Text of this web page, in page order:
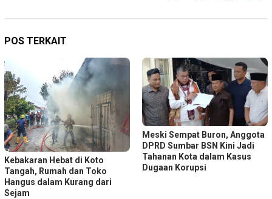
POS TERKAIT
Kebakaran Hebat di Koto
Tangah, Rumah dan Toko
Hangus dalam Kurang dari
Sejam
Meski Sempat Buron, Anggota
DPRD Sumbar BSN Kini Jadi
Tahanan Kota dalam Kasus
Dugaan Korupsi